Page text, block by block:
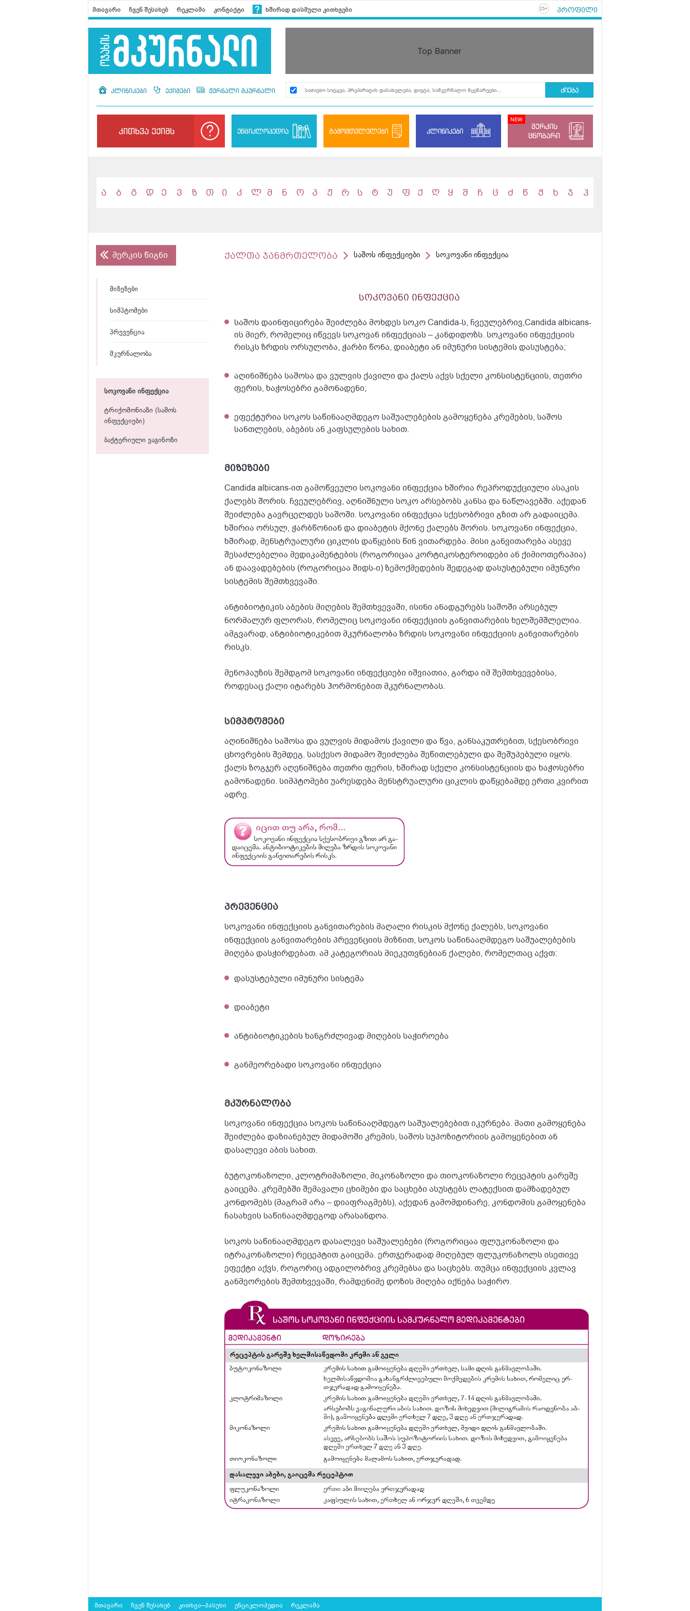
მთავარი ჩვენ შესახებ რეკლამა კონტაქტი ხშირად დასმული კითხვები 15+ პროფილი
Top Banner
კლინიკები ექიმები ჟურნალი მკურნალი
კითხვა ექიმს ენციკლოპედია გამომთვლელები კლინიკები
მერკის
ცნობარი
ა ბ გ დ ე ვ ზ თ ი კ ლ მ ნ ო პ ჟ რ ს ტ უ ფ ქ ღ ყ შ ჩ ც ძ წ ჭ ხ ჯ ჰ
მერკის წიგნი
მიზეზები
სიმპტომები
პრევენცია
მკურნალობა
სოკოვანი ინფექცია
ტრიქომონიაზი (საშოს
ინფექციები)
ბაქტერიული ვაგინოზი
ქალთა ჯანმრთელობა საშოს ინფექციები სოკოვანი ინფექცია
სოკოვანი ინფექცია
საშოს დაინფიცირება შეიძლება მოხდეს სოკო Candida-ს, ჩვეულებრივ,Candida albicans-
ის მიერ, რომელიც იწვევს სოკოვან ინფექციას – კანდიდოზს. სოკოვანი ინფექციის
რისკს ზრდის ორსულობა, ჭარბი წონა, დიაბეტი ან იმუნური სისტემის დასუსტება;
აღინიშნება საშოსა და ვულვის ქავილი და ქალს აქვს სქელი კონსისტენციის, თეთრი
ფერის, ხაჭოსებრი გამონადენი;
ეფექტურია სოკოს საწინააღმდეგო საშუალებების გამოყენება კრემების, საშოს
სანთლების, აბების ან კაფსულების სახით.
მიზეზები
Candida albicans-ით გამოწვეული სოკოვანი ინფექცია ხშირია რეპროდუქციული ასაკის
ქალებს შორის. ჩვეულებრივ, აღნიშნული სოკო არსებობს კანსა და ნაწლავებში. აქედან
შეიძლება გავრცელდეს საშოში. სოკოვანი ინფექცია სქესობრივი გზით არ გადაიცემა.
ხშირია ორსულ, ჭარბწონიან და დიაბეტის მქონე ქალებს შორის. სოკოვანი ინფექცია,
ხშირად, მენსტრუალური ციკლის დაწყების წინ ვითარდება. მისი განვითარება ასევე
შესაძლებელია მედიკამენტების (როგორიცაა კორტიკოსტეროიდები ან ქიმიოთერაპია)
ან დაავადებების (როგორიცაა შიდს-ი) ზემოქმედების შედეგად დასუსტებული იმუნური
სისტემის შემთხვევაში.
ანტიბიოტიკის აბების მიღების შემთხვევაში, ისინი ანადგურებს საშოში არსებულ
ნორმალურ ფლორას, რომელიც სოკოვანი ინფექციის განვითარების ხელშემშლელია.
ამგვარად, ანტიბიოტიკებით მკურნალობა ზრდის სოკოვანი ინფექციის განვითარების
რისკს.
მენოპაუზის შემდგომ სოკოვანი ინფექციები იშვიათია, გარდა იმ შემთხვევებისა,
როდესაც ქალი იტარებს ჰორმონებით მკურნალობას.
სიმპტომები
აღინიშნება საშოსა და ვულვის მიდამოს ქავილი და წვა, განსაკუთრებით, სქესობრივი
ცხოვრების შემდეგ. სასქესო მიდამო შეიძლება შეწითლებული და შეშუპებული იყოს.
ქალს ზოგჯერ აღენიშნება თეთრი ფერის, ხშირად სქელი კონსისტენციის და ხაჭოსებრი
გამონადენი. სიმპტომები უარესდება მენსტრუალური ციკლის დაწყებამდე ერთი კვირით
ადრე.
პრევენცია
სოკოვანი ინფექციის განვითარების მაღალი რისკის მქონე ქალებს, სოკოვანი
ინფექციის განვითარების პრევენციის მიზნით, სოკოს საწინააღმდეგო საშუალებების
მიღება დასჭირდებათ. ამ კატეგორიას მიეკუთვნებიან ქალები, რომელთაც აქვთ:
დასუსტებული იმუნური სისტემა
დიაბეტი
ანტიბიოტიკების ხანგრძლივად მიღების საჭიროება
განმეორებადი სოკოვანი ინფექცია
მკურნალობა
სოკოვანი ინფექცია სოკოს საწინააღმდეგო საშუალებებით იკურნება. მათი გამოყენება
შეიძლება დაზიანებულ მიდამოში კრემის, საშოს სუპოზიტორიის გამოყენებით ან
დასალევი აბის სახით.
ბუტოკონაზოლი, კლოტრიმაზოლი, მიკონაზოლი და თიოკონაზოლი რეცეპტის გარეშე
გაიცემა. კრემებში შემავალი ცხიმები და საცხები ასუსტებს ლატექსით დამზადებულ
კონდომებს (მაგრამ არა – დიაფრაგმებს), აქედან გამომდინარე, კონდომის გამოყენება
ჩასახვის საწინააღმდეგოდ არასანდოა.
სოკოს საწინააღმდეგო დასალევი საშუალებები (როგორიცაა ფლუკონაზოლი და
იტრაკონაზოლი) რეცეპტით გაიცემა. ერთჯერადად მიღებულ ფლუკონაზოლს ისეთივე
ეფექტი აქვს, როგორიც ადგილობრივ კრემებსა და საცხებს. თუმცა ინფექციის კვლავ
განმეორების შემთხვევაში, რამდენიმე დოზის მიღება იქნება საჭირო.
მთავარი ჩვენ შესახებ კითხვა–პასუხი ენციკლოპედია რეკლამა